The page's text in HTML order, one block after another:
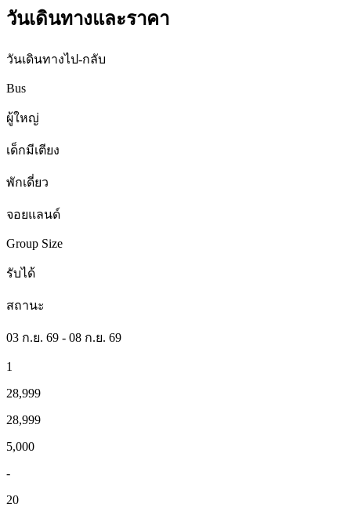
วันเดินทางและราคา
วันเดินทางไป-กลับ
Bus
ผู้ใหญ่
เด็กมีเตียง
พักเดี่ยว
จอยแลนด์
Group Size
รับได้
สถานะ
03 ก.ย. 69 - 08 ก.ย. 69
1
28,999
28,999
5,000
-
20